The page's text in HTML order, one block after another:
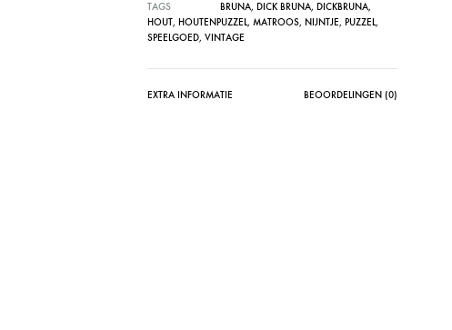
TAGS
BRUNA, DICK BRUNA, DICKBRUNA,
HOUT, HOUTENPUZZEL, MATROOS, NIJNTJE, PUZZEL,
SPEELGOED, VINTAGE
EXTRA INFORMATIE BEOORDELINGEN (0)